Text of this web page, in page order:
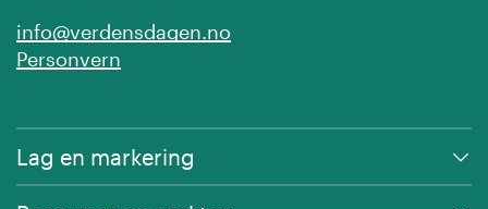
info@verdensdagen.no
Personvern
Lag en markering